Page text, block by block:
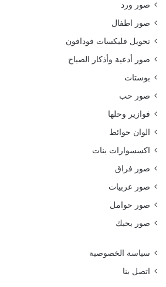
صور ورد
صور اطفال
تحويل فليكسات فودافون
صور أدعية وأذكار الصباح
بوستات
صور حب
فوازير وحلها
الوان حوائط
اكسسوارات بنات
صور فراق
صور عربيات
صور حوامل
صور بحبك
سياسة الخصوصية
اتصل بنا